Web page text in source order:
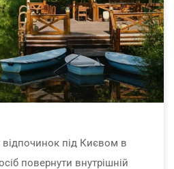
під Києвом в
повернути внутрішній